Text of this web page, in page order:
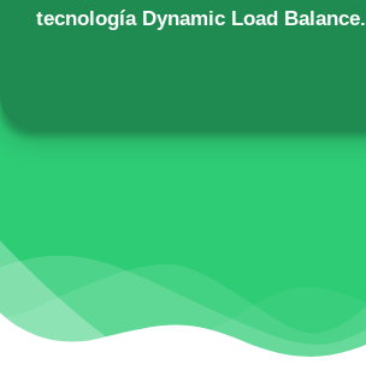
tecnología Dynamic Load Balance.